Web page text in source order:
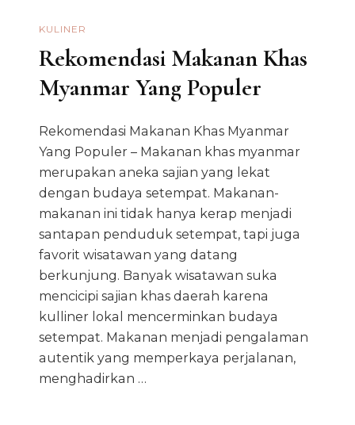
KULINER
Rekomendasi Makanan Khas
Myanmar Yang Populer
Rekomendasi Makanan Khas Myanmar
Yang Populer – Makanan khas myanmar
merupakan aneka sajian yang lekat
dengan budaya setempat. Makanan-
makanan ini tidak hanya kerap menjadi
santapan penduduk setempat, tapi juga
favorit wisatawan yang datang
berkunjung. Banyak wisatawan suka
mencicipi sajian khas daerah karena
kulliner lokal mencerminkan budaya
setempat. Makanan menjadi pengalaman
autentik yang memperkaya perjalanan,
menghadirkan …